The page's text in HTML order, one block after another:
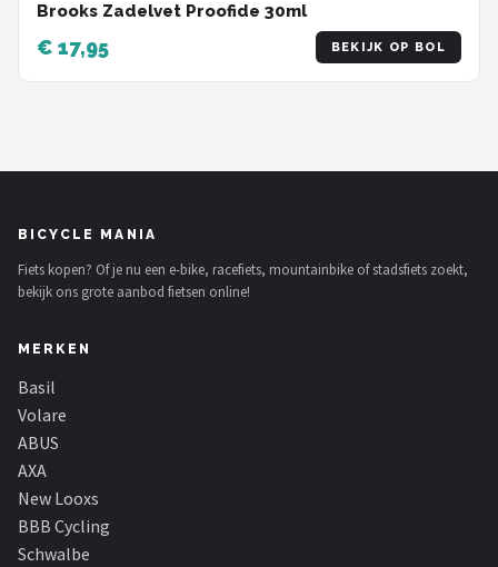
Brooks Zadelvet Proofide 30ml
€ 17,95 BEKIJK OP BOL
BICYCLE MANIA
Fiets kopen? Of je nu een e-bike, racefiets, mountainbike of stadsfiets zoekt,
bekijk ons grote aanbod fietsen online!
MERKEN
Basil
Volare
ABUS
AXA
New Looxs
BBB Cycling
Schwalbe